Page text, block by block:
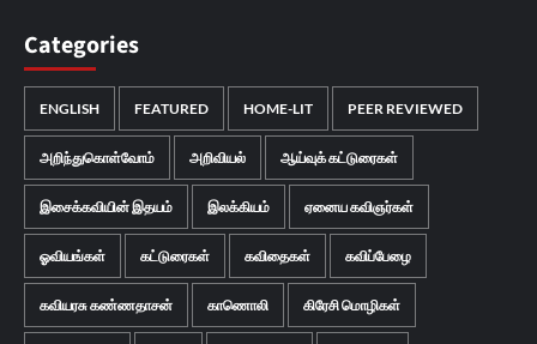
Categories
ENGLISH FEATURED HOME-LIT PEER REVIEWED
அறிந்துகொள்வோம் அறிவியல் ஆய்வுக் கட்டுரைகள்
இசைக்கவியின் இதயம் இலக்கியம் ஏனைய கவிஞர்கள்
ஓவியங்கள் கட்டுரைகள் கவிதைகள் கவிப்பேழை
கவியரசு கண்ணதாசன் காணொலி கிரேசி மொழிகள்